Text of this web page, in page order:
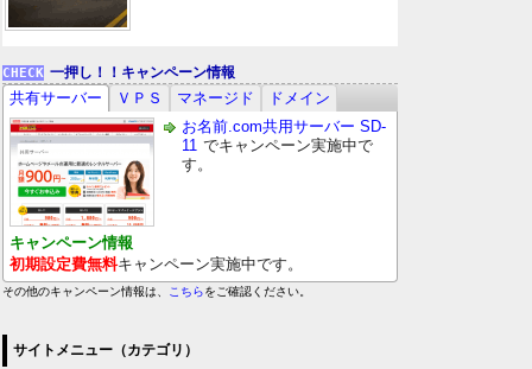
一押し！！キャンペーン情報
共有サーバー ＶＰＳ マネージド
ドメイン
お名前.com共用サーバー SD-
11 でキャンペーン実施中で
す。
キャンペーン情報
初期設定費無料キャンペーン実施中です。
その他のキャンペーン情報は、 こちらをご確認ください。
サイトメニュー（カテゴリ）